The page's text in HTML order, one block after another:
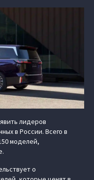
лидеров
в России. Всего в
моделей,
о